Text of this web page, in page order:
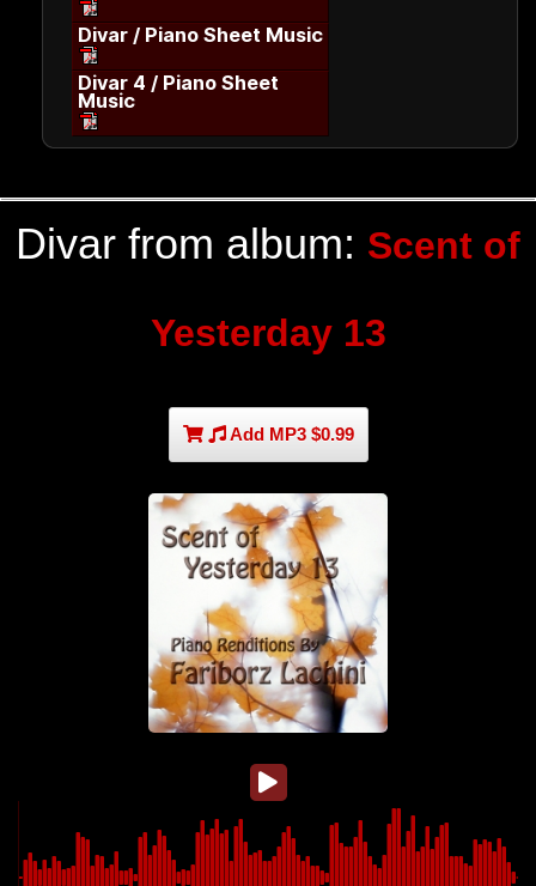
Divar / Piano Sheet Music
Divar 4 / Piano Sheet
Music
Divar from album: Scent of
Yesterday 13
Add MP3 $0.99